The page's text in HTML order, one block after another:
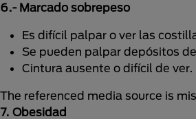
6.- Marcado sobrepeso
Es difícil palpar o ver las
Se pueden palpar depósitos
Cintura ausente o difícil de ver.
The referenced media source is
7. Obesidad